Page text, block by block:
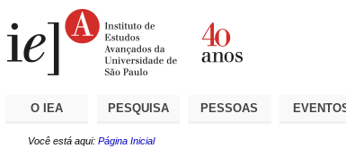
O IEA PESQUISA PESSOAS
Você está aqui: Página Inicial